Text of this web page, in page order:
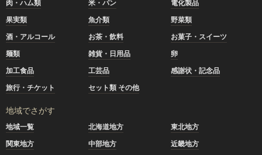
肉・ハム類 米・パン
電化製品
果実類
魚介類
野菜類
酒・アルコール
お茶・飲料
お菓子・スイーツ
麺類
雑貨・日用品
卵
加工食品
工芸品
感謝状・記念品
旅行・チケット
セット類 その他
地域でさがす
地域一覧 北海道地方
東北地方
関東地方
中部地方
近畿地方